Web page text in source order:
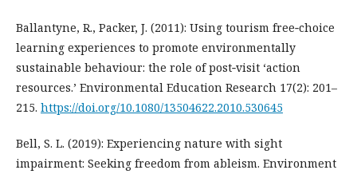
Ballantyne, R., Packer, J. (2011): Using tourism free‐choice
learning experiences to promote environmentally
sustainable behaviour: the role of post‐visit ‘action
resources.’ Environmental Education Research 17(2): 201–
215. https://doi.org/10.1080/13504622.2010.530645
Bell, S. L. (2019): Experiencing nature with sight
impairment: Seeking freedom from ableism. Environment